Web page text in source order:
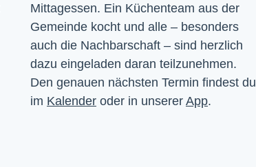
Mittagessen. Ein Küchenteam aus der
Gemeinde kocht und alle – besonders
auch die Nachbarschaft – sind herzlich
dazu eingeladen daran teilzunehmen.
Den genauen nächsten Termin findest du
im Kalender oder in unserer App.